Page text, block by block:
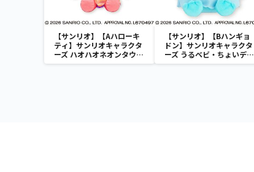
【サンリオ】【Aハローキ
ティ】サンリオキャラクタ
ーズ ハオハオネオンタウン
ドールBIGタイプ1
【サンリオ】【Bハンギョ
ドン】サンリオキャラクタ
ーズ うるベビ・ちょいデカ
ドール